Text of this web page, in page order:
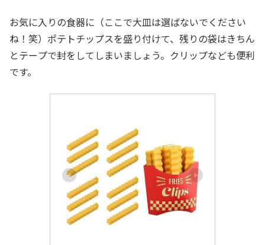
お気に入りの食器に（ここで大皿は選ばないでください
ね！笑）ポテトチップスを盛り付けて、残りの袋はきちん
とテープで封をしてしまいましょう。クリップなども便利
です。